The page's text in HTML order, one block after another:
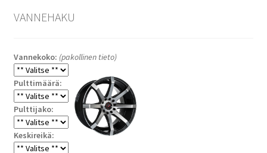
VANNEHAKU
Vannekoko: (pakollinen tieto)
Pulttimäärä:
Pulttijako:
Keskireikä: